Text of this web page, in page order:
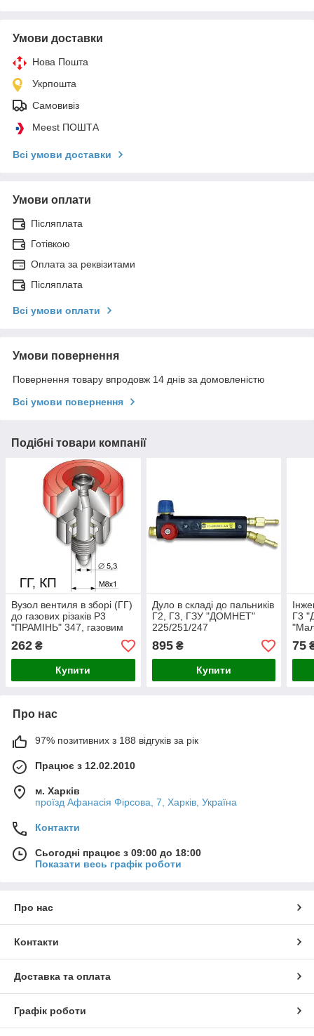
Умови доставки
Нова Пошта
Укрпошта
Самовивіз
Meest ПОШТА
Всі умови доставки
Умови оплати
Післяплата
Готівкою
Оплата за реквізитами
Післяплата
Всі умови оплати
Умови повернення
Повернення товару впродовж 14 днів за домовленістю
Всі умови повернення
Подібні товари компанії
Вузол вентиля в зборі (ГГ)
до газових різаків Р3
"ПРАМІНЬ" 347, газовим
пальникам Г2 "ЗІРКА"
224/233,
262 ₴
Купити
Дуло в складі до пальників
Г2, Г3, ГЗУ "ДОМНЕТ"
225/251/247
895₴
Купити
Г3
273
75
Про нас
97% позитивних з 188 відгуків за рік
Працює з 12.02.2010
м. Харків
проїзд Афанасія Фірсова, 7, Харків, Україна
Контакти
Сьогодні працює з 09:00 до 18:00
Показати весь графік роботи
Про нас
Контакти
Доставка та оплата
Графік роботи